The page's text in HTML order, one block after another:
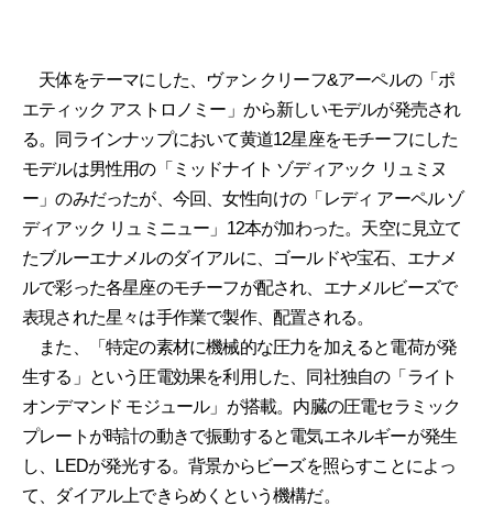
天体をテーマにした、ヴァン クリーフ&アーペルの「ポ
エティック アストロノミー」から新しいモデルが発売され
る。同ラインナップにおいて黄道12星座をモチーフにした
モデルは男性用の「ミッドナイト ゾディアック リュミヌ
ー」のみだったが、今回、女性向けの「レディ アーペル ゾ
ディアック リュミニュー」12本が加わった。天空に見立て
たブルーエナメルのダイアルに、ゴールドや宝石、エナメ
ルで彩った各星座のモチーフが配され、エナメルビーズで
表現された星々は手作業で製作、配置される。
また、「特定の素材に機械的な圧力を加えると電荷が発
生する」という圧電効果を利用した、同社独自の「ライト
オンデマンド モジュール」が搭載。内臓の圧電セラミック
プレートが時計の動きで振動すると電気エネルギーが発生
し、LEDが発光する。背景からビーズを照らすことによっ
て、ダイアル上できらめくという機構だ。